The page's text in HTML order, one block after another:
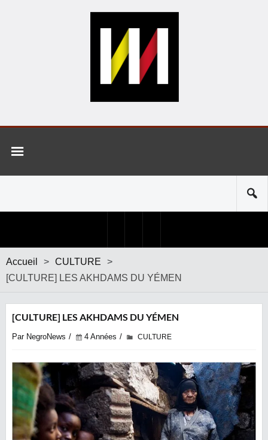
Accueil > CULTURE
>
[CULTURE] LES AKHDAMS DU YÉMEN
[CULTURE] LES AKHDAMS DU YÉMEN
Par NegroNews 4 Années CULTURE